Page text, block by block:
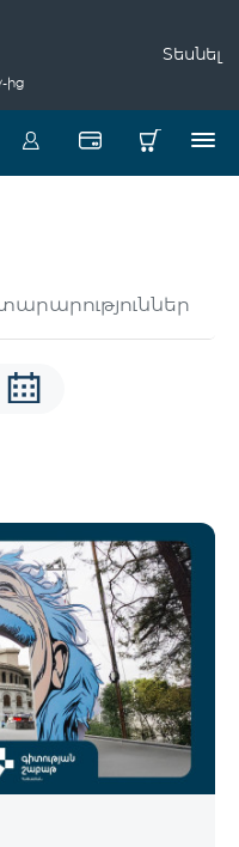
ից
Տեսնել